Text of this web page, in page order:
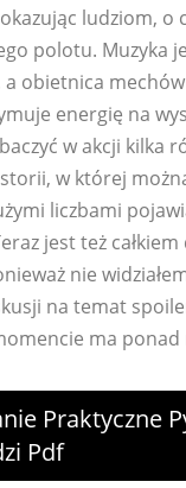
ludziom, o
polotu. Muzyka
a obietnica
energię na
w akcji kilka
w której
liczbami
jest też
nie
na temat
ma ponad
Praktyczne
Pdf